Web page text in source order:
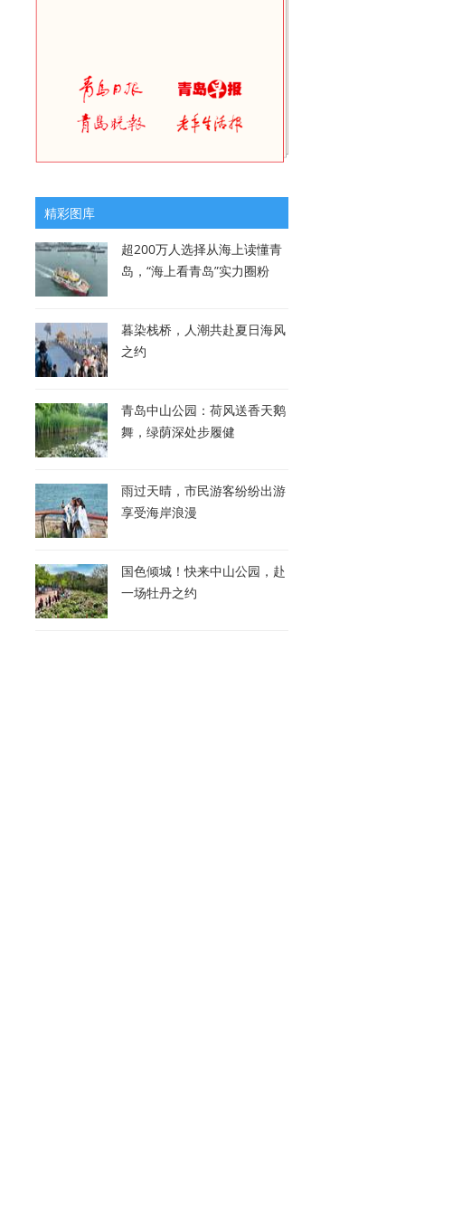
精彩图库
超200万人选择从海上读懂青
岛，“海上看青岛”实力圈粉
暮染栈桥，人潮共赴夏日海风
之约
青岛中山公园：荷风送香天鹅
舞，绿荫深处步履健
雨过天晴，市民游客纷纷出游
享受海岸浪漫
国色倾城！快来中山公园，赴
一场牡丹之约